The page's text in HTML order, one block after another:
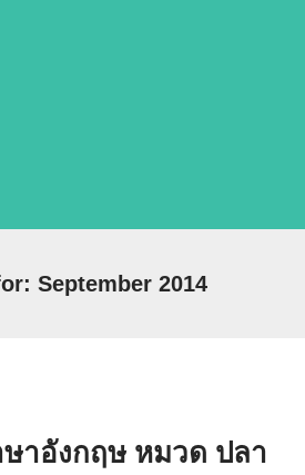
September 2014
าอังกฤษ หมวด ปลา